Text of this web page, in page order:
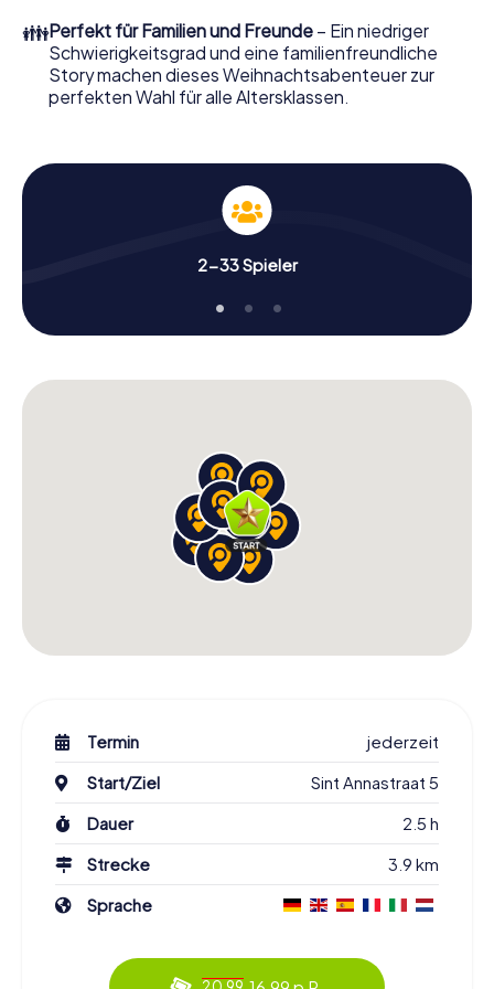
Teambuilding und eine stimmungsvolle
Weihnachtsthematik. Gönnen Sie Ihren Kollegen also
einen unvergesslichen Ausklang des Jahres und planen Sie
unser X-Mas Adventure als Programmpunkt Ihrer
👪Perfekt für Familien und Freunde – Ein niedriger
Schwierigkeitsgrad und eine familienfreundliche
Story machen dieses Weihnachtsabenteuer zur
perfekten Wahl für alle Altersklassen.
2-33 Spieler
Termin
jederzeit
Start/Ziel
Sint Annastraat 5
Dauer
2.5 h
Strecke
3.9 km
Sprache